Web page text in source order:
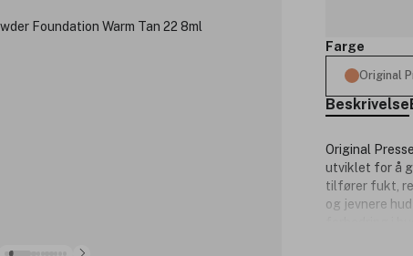
Farge
Original
Beskrivelse
Original
utviklet for å
tilfører fukt,
og jevnere